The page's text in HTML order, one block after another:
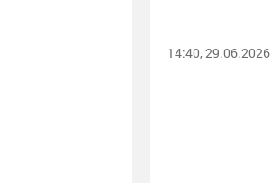
14:40, 29.06.2026